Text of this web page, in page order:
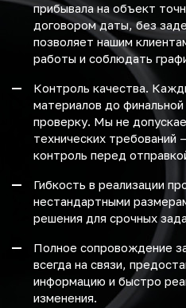
прибывала на объект
договором даты, без
позволяет нашим
работы и соблюдать
Контроль качества.
материалов до
проверку. Мы не
технических требований
контроль перед
Гибкость в реализации
нестандартными
решения для срочных
Полное сопровождение
всегда на связи,
информацию и быстро
изменения.